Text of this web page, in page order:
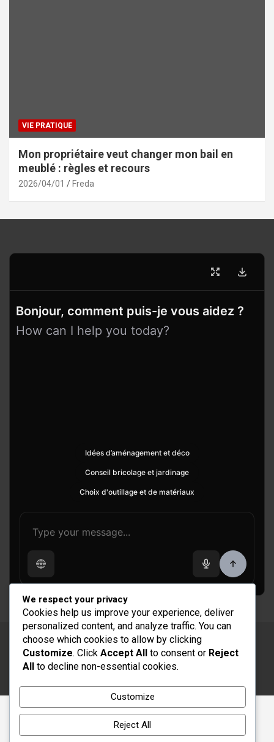
VIE PRATIQUE
Mon propriétaire veut changer mon bail en
meublé : règles et recours
2026/04/01 Freda
Bonjour, comment puis-je vous aidez ?
How can I help you today?
Idées d’aménagement et déco
Conseil bricolage et jardinage
Choix d'outillage et de matériaux
Copyright © 2026Rénovation et Décoration
Thème par :Theme Horse
We respect your privacy
Cookies help us improve your experience, deliver
personalized content, and analyze traffic. You can
choose which cookies to allow by clicking
Customize. Click Accept All to consent or Reject
All to decline non-essential cookies.
Customize
Reject All